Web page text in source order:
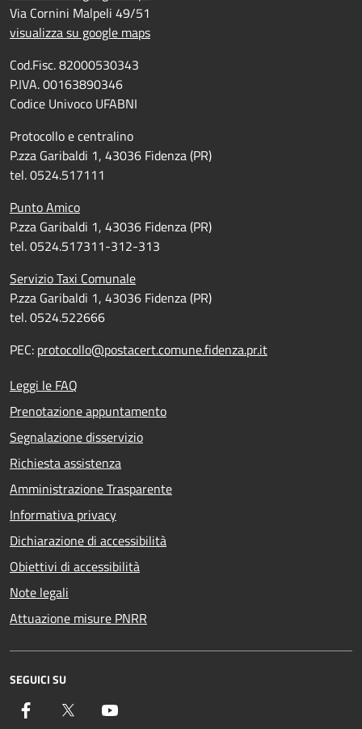
Via Cornini Malpeli 49/51
visualizza su google maps
Cod.Fisc. 82000530343
P.IVA. 00163890346
Codice Univoco UFABNI
Protocollo e centralino
P.zza Garibaldi 1, 43036 Fidenza (PR)
tel. 0524.517111
Punto Amico
P.zza Garibaldi 1, 43036 Fidenza (PR)
tel. 0524.517311-312-313
Servizio Taxi Comunale
P.zza Garibaldi 1, 43036 Fidenza (PR)
tel. 0524.522666
PEC: protocollo@postacert.comune.fidenza.pr.it
Leggi le FAQ
Prenotazione appuntamento
Segnalazione disservizio
Richiesta assistenza
Amministrazione Trasparente
Informativa privacy
Dichiarazione di accessibilità
Obiettivi di accessibilità
Note legali
Attuazione misure PNRR
SEGUICI SU
Facebook Twitter